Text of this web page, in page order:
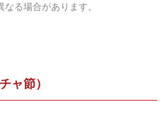
る場合があります。
ャ節）